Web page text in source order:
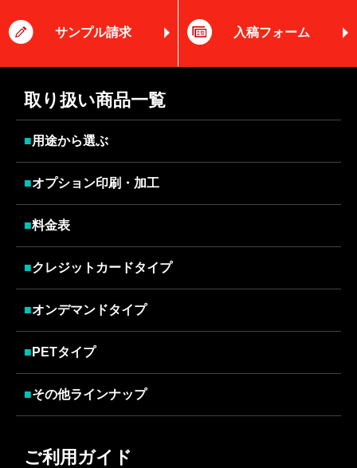
サンプル請求 入稿フォーム
取り扱い商品一覧
■用途から選ぶ
■オプション印刷・加工
■料金表
■クレジットカードタイプ
■オンデマンドタイプ
■ PETタイプ
■その他ラインナップ
ご利用ガイド